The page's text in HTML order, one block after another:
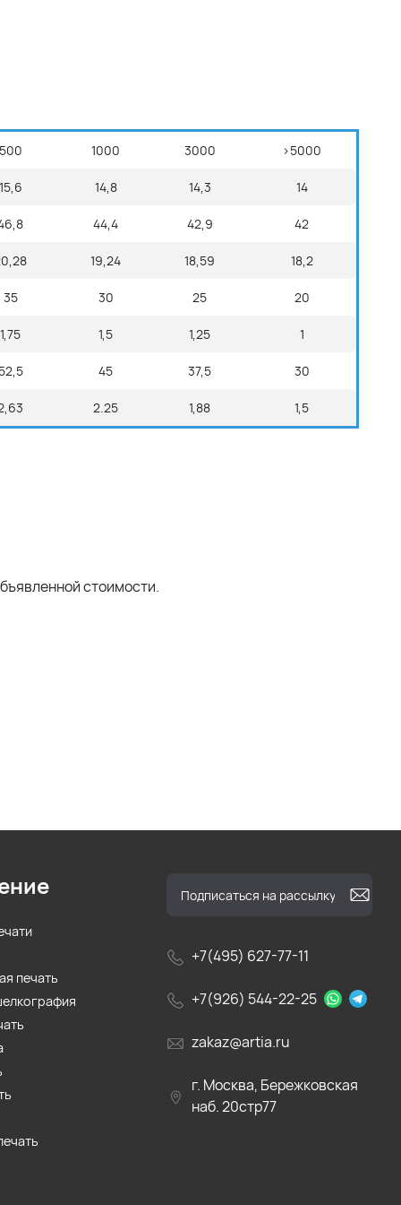
500 1000 3000 >5000
15,6 14,8 14,3 14
44,4 42,9 42
19,24 18,59 18,2
35 30 25 20
1,75 1,5 1,25 1
45 37,5 30
2.25 1,88 1,5
стоимости.
+7(495) 627-77-11
+7(926) 544-22-25
zakaz@artia.ru
г. Москва, Бережковская
наб. 20стр77
печать